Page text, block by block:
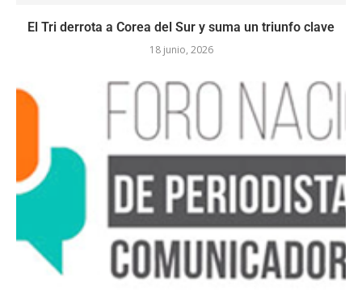
El Tri derrota a Corea del Sur y suma un triunfo clave
18 junio, 2026